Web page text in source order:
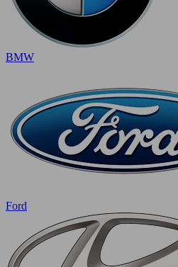
BMW
Ford